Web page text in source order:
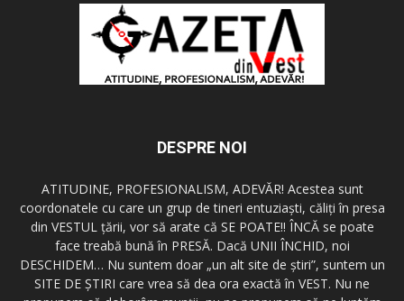
DESPRE NOI
ATITUDINE, PROFESIONALISM, ADEVĂR! Acestea sunt
coordonatele cu care un grup de tineri entuziaşti, căliţi în presa
din VESTUL ţării, vor să arate că SE POATE!! ÎNCĂ se poate
face treabă bună în PRESĂ. Dacă UNII ÎNCHID, noi
DESCHIDEM… Nu suntem doar „un alt site de ştiri”, suntem un
SITE DE ŞTIRI care vrea să dea ora exactă în VEST. Nu ne